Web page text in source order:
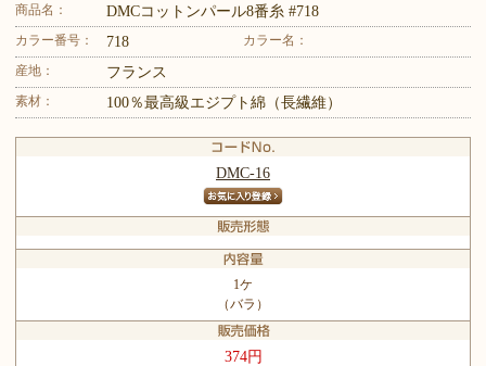
商品名： DMCコットンパール8番糸 #718
カラー番号： 718
カラー名：
産地：
フランス
素材： 100％最高級エジプト綿（長繊維）
DMC-16
1ケ
（バラ）
374円